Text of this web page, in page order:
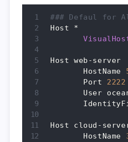
### Defaul for
Host *
Host web-server
       HostName
       Port
2222
User
Host cloud-
       HostName